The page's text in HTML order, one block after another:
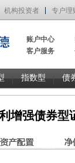
机构投资者 专户理
账户中心
客户服务
指数型 债
增强债券型